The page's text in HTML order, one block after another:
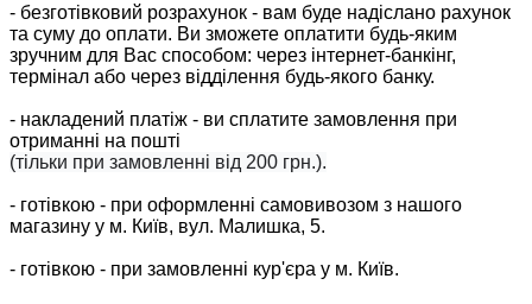
- безготівковий розрахунок - вам буде надіслано рахунок
та суму до оплати. Ви зможете оплатити будь-яким
зручним для Вас способом: через інтернет-банкінг,
термінал або через відділення будь-якого банку.
- накладений платіж - ви сплатите замовлення при
отриманні на пошті
(тільки при замовленні від 200 грн.).
- готівкою - при оформленні самовивозом з нашого
магазину у м. Київ, вул. Малишка, 5.
- готівкою - при замовленні кур'єра у м. Київ.